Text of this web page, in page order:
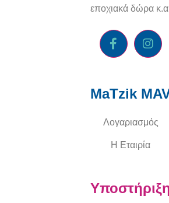
εποχιακά δώρα
MaTzik
Λογαριασμός
Η Εταιρία